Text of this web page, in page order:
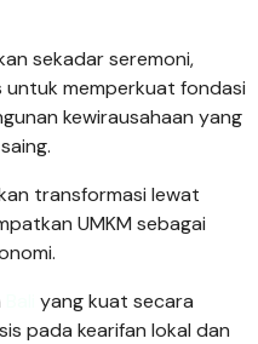
sekadar seremoni,
memperkuat fondasi
kewirausahaan yang
transformasi lewat
UMKM sebagai
yang kuat secara
pada kearifan lokal dan